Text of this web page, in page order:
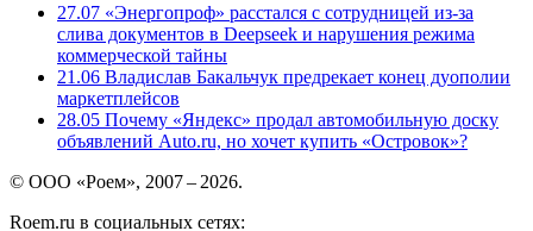
27.07 «Энергопроф» расстался с сотрудницей из-за
слива документов в Deepseek и нарушения режима
коммерческой тайны
21.06 Владислав Бакальчук предрекает конец дуополии
маркетплейсов
28.05 Почему «Яндекс» продал автомобильную доску
объявлений Auto.ru, но хочет купить «Островок»?
© ООО «Роем», 2007 – 2026.
Roem.ru в социальных сетях: